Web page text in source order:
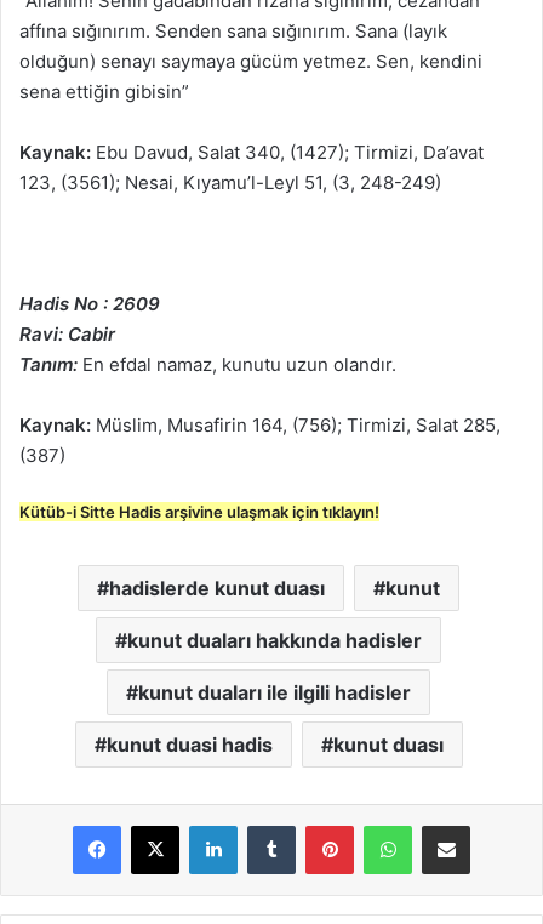
affına sığınırım. Senden sana sığınırım. Sana (layık
olduğun) senayı saymaya gücüm yetmez. Sen, kendini
sena ettiğin gibisin”
Kaynak: Ebu Davud, Salat 340, (1427); Tirmizi, Da’avat
123, (3561); Nesai, Kıyamu’l-Leyl 51, (3, 248-249)
Hadis No : 2609
Ravi: Cabir
Tanım: En efdal namaz, kunutu uzun olandır.
Kaynak: Müslim, Musafirin 164, (756); Tirmizi, Salat 285,
(387)
Kütüb-i Sitte Hadis arşivine ulaşmak için tıklayın!
hadislerde kunut duası kunut
kunut duaları hakkında hadisler
kunut duaları ile ilgili hadisler
kunut duasi hadis kunut duası